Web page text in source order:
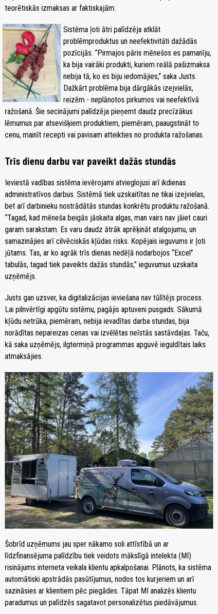
teorētiskās izmaksas ar faktiskajām.
Sistēma ļoti ātri palīdzēja atklāt
problēmproduktus un neefektivitāti dažādās
pozīcijās. “Pirmajos pāris mēnešos es pamanīju,
ka bija vairāki produkti, kuriem reālā pašizmaksa
nebija tā, ko es biju iedomājies,” saka Justs.
Dažkārt problēma bija dārgākās izejvielās,
reizēm - neplānotos pirkumos vai neefektīvā
ražošanā. Šie secinājumi palīdzēja pieņemt daudz precīzākus
lēmumus par atsevišķiem produktiem, piemēram, paaugstināt to
cenu, mainīt recepti vai pavisam atteikties no produkta ražošanas.
Trīs dienu darbu var paveikt dažās stundās
Ieviestā vadības sistēma ievērojami atvieglojusi arī ikdienas
administratīvos darbus. Sistēmā tiek uzskaitītas ne tikai izejvielas,
bet arī darbinieku nostrādātās stundas konkrētu produktu ražošanā.
“Tagad, kad mēneša beigās jāskaita algas, man vairs nav jāiet cauri
garam sarakstam. Es varu daudz ātrāk aprēķināt atalgojumu, un
samazinājies arī cilvēciskās kļūdas risks. Kopējais ieguvums ir ļoti
jūtams. Tas, ar ko agrāk trīs dienas nedēļā nodarbojos “Excel”
tabulās, tagad tiek paveikts dažās stundās,” ieguvumus uzskaita
uzņēmējs.
Justs gan uzsver, ka digitalizācijas ieviešana nav tūlītējs process.
Lai pilnvērtīgi apgūtu sistēmu, pagājis aptuveni pusgads. Sākumā
kļūdu netrūka, piemēram, nebija ievadītas darba stundas, bija
norādītas nepareizas cenas vai izvēlētas neīstās sastāvdaļas. Taču,
kā saka uzņēmējs, ilgtermiņā programmas apguvē ieguldītais laiks
atmaksājies.
Šobrīd uzņēmums jau sper nākamo soli attīstībā un ar
līdzfinansējuma palīdzību tiek veidots mākslīgā intelekta (MI)
risinājums interneta veikala klientu apkalpošanai. Plānots, ka sistēma
automātiski apstrādās pasūtījumus, nodos tos kurjeriem un arī
sazināsies ar klientiem pēc piegādes. Tāpat MI analizēs klientu
paradumus un palīdzēs sagatavot personalizētus piedāvājumus.